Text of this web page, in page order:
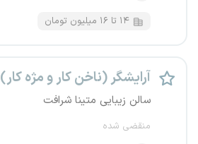
۱۴ تا ۱۶ میلیون تومان
آرایشگر (ناخن کار و مژه کار)
سالن زیبایی متینا شرافت
منقضی شده